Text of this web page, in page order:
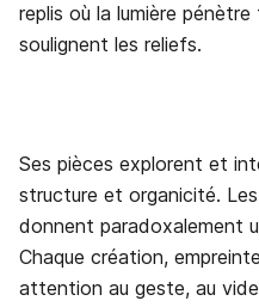
replis où la lumière
soulignent les reliefs.
Ses pièces explorent et
structure et organicité.
donnent paradoxalement
Chaque création,
attention au geste, au